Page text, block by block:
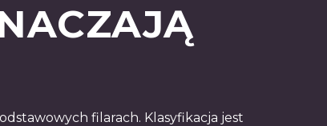
filarach. Klasyfikacja jest